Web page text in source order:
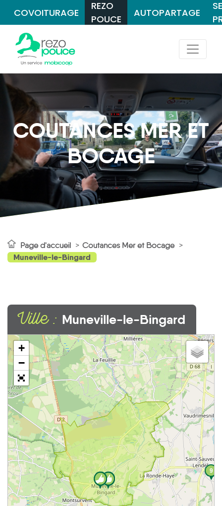
COVOITURAGE
REZO
POUCE
AUTOPARTAGE
COUTANCES MER ET
BOCAGE
Page d'accueil Coutances Mer et Bocage
Muneville-le-Bingard
Ville : Muneville-le-Bingard
9
+
−